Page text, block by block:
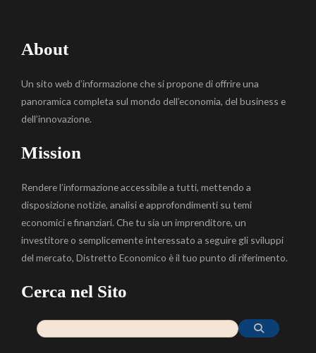
About
Un sito web d’informazione che si propone di offrire una
panoramica completa sul mondo dell’economia, del business e
dell’innovazione.
Mission
Rendere l’informazione accessibile a tutti, mettendo a
disposizione notizie, analisi e approfondimenti su temi
economici e finanziari. Che tu sia un imprenditore, un
investitore o semplicemente interessato a seguire gli sviluppi
del mercato, Distretto Economico è il tuo punto di riferimento.
Cerca nel Sito